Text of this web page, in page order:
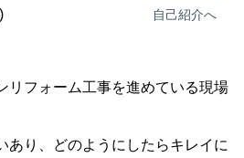
自己紹介へ
リフォーム工事を進めている現場
あり、どのようにしたらキレイに